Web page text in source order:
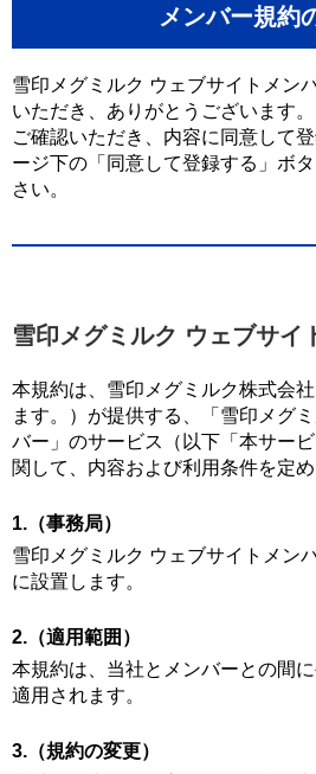
メンバー規約
雪印メグミルク ウェブサイトメン
いただき、ありがとうございます
ご確認いただき、内容に同意して
ージ下の「同意して登録する」ボ
さい。
雪印メグミルク ウェブサイ
本規約は、雪印メグミルク株式会
ます。）が提供する、「雪印メグ
バー」のサービス（以下「本サー
関して、内容および利用条件を定め
1.（事務局）
雪印メグミルク ウェブサイトメン
に設置します。
2.（適用範囲）
本規約は、当社とメンバーとの間
適用されます。
3.（規約の変更）